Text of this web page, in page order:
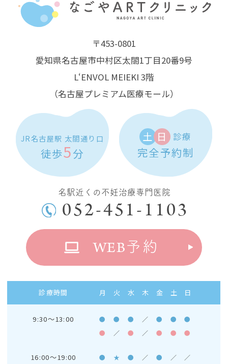
〒453-0801
愛知県名古屋市中村区太閤1丁目20番9号
L‘ENVOL MEIEKI 3階
（名古屋プレミアム医療モール）
JR名古屋駅 太閤通り口
徒歩5分
土 日 診療
完全予約制
名駅近くの不妊治療専門医院
052-451-1103
WEB予約
診療時間 月 火 水 木 金 土 日
9:30～13:00 ● ● ● ／ ● ●
●
●
／ ● ／ ● ● ●
16:00～19:00 ● ★ ● ／ ● ／ ／